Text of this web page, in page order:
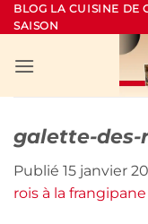
Passer
au
BLOG LA CUISINE DE
SAISON
galette-des-
Publié 15 janvier
rois à la frangipane